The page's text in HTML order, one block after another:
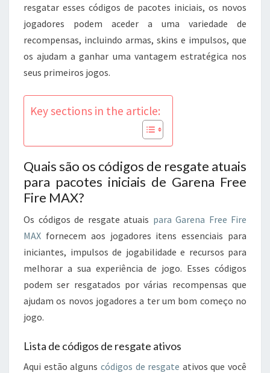
JOGABILIDADE
resgatar esses códigos de pacotes iniciais, os novos
jogadores podem aceder a uma variedade de
recompensas, incluindo armas, skins e impulsos, que
os ajudam a ganhar uma vantagem estratégica nos
seus primeiros jogos.
Key sections in the article:
Quais são os códigos de resgate atuais
para pacotes iniciais de Garena Free
Fire MAX?
Os códigos de resgate atuais para Garena Free Fire
MAX fornecem aos jogadores itens essenciais para
iniciantes, impulsos de jogabilidade e recursos para
melhorar a sua experiência de jogo. Esses códigos
podem ser resgatados por várias recompensas que
ajudam os novos jogadores a ter um bom começo no
jogo.
Lista de códigos de resgate ativos
Aqui estão alguns códigos de resgate ativos que você